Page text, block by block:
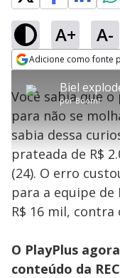
A+ A-
Adicione como fonte
a
window.
This
modal
be
closed
by
the
Escape
key
the
close
button.
Lamentamos, mas o
porBoom!
Você sabia que
para não se
sabia dessa
prateada de R$
(24). O erro
para a equipe de
R$ 16 mil, contra
O PlayPlus
conteúdo da